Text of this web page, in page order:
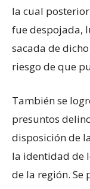
la cual
fue despojada,
sacada de
riesgo de que
También se
presuntos
disposición de
la identidad de
de la región. Se